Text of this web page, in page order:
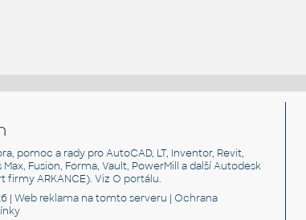
pomoc a rady pro AutoCAD, LT, Inventor, Revit,
Max, Fusion, Forma, Vault, PowerMill a další Autodesk
firmy ARKANCE). VizO portálu.
|Web reklama na tomto serveru |Ochrana